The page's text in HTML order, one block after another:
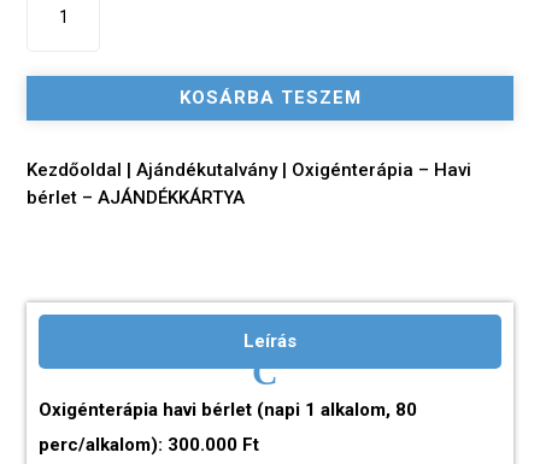
bérlet
mennyiség
KOSÁRBA TESZEM
Kezdőoldal |Ajándékutalvány| Oxigénterápia – Havi
bérlet – AJÁNDÉKKÁRTYA
Leírás
Oxigénterápia havi bérlet (napi 1 alkalom, 80
perc/alkalom): 300.000 Ft